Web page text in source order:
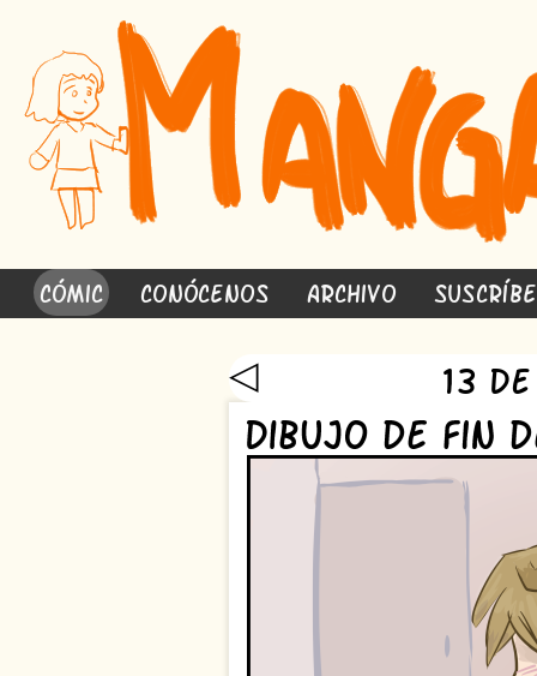
Cómic Conócenos Archivo
◁ 13